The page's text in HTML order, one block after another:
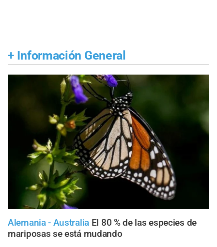
+ Información General
Alemania - Australia El 80 % de las especies de
mariposas se está mudando